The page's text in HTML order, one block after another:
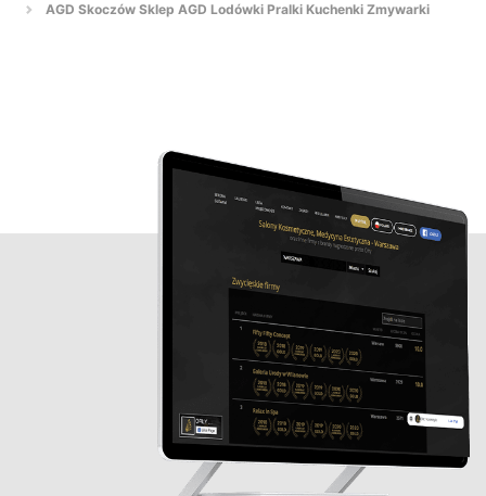
AGD Skoczów Sklep AGD Lodówki Pralki Kuchenki Zmywarki